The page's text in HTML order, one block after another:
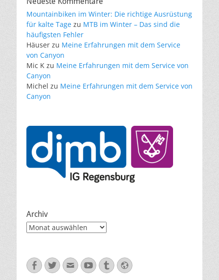
Mountainbiken im Winter: Die richtige Ausrüstung
für kalte Tage zu MTB im Winter – Das sind die
häufigsten Fehler
Häuser zu Meine Erfahrungen mit dem Service
von Canyon
Mic K zu Meine Erfahrungen mit dem Service von
Canyon
Michel zu Meine Erfahrungen mit dem Service von
Canyon
Archiv
Archiv
Facebook
Twitter
E-
Mail
YouTube
TumblrWebsite